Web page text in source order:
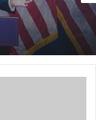
أخبار دولية
منذ 5 أيام
2026